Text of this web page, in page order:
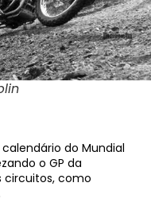
do Mundial
o GP da
circuitos, como